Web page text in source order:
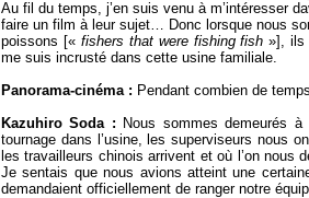
Au fil du temps, j’en suis venu à m’intéresser
faire un film à leur sujet… Donc lorsque nous
poissons [« fishers that were fishing fish »], ils
me suis incrusté dans cette usine familiale.
Panorama-cinéma : Pendant combien de
Kazuhiro Soda : Nous sommes demeurés
tournage dans l’usine, les superviseurs nous
les travailleurs chinois arrivent et où l’on nous
Je sentais que nous avions atteint une
demandaient officiellement de ranger notre